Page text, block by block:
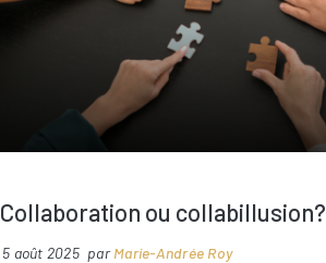
Collaboration ou collabillusion?
5 août 2025 parMarie-Andrée Roy